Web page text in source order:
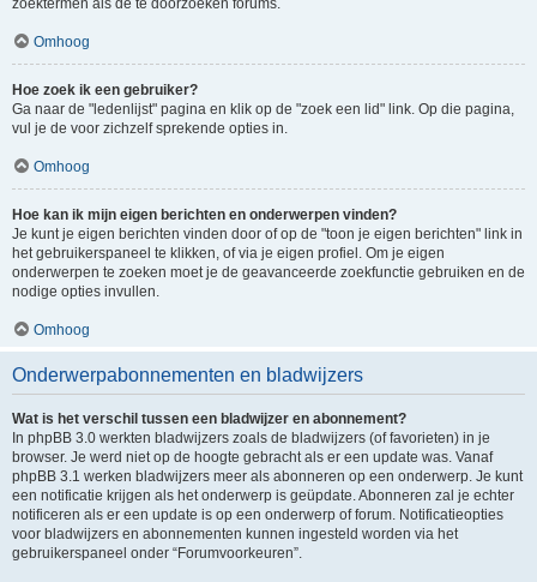
zoektermen als de te doorzoeken forums.
Omhoog
Hoe zoek ik een gebruiker?
Ga naar de "ledenlijst" pagina en klik op de "zoek een lid" link. Op die pagina,
vul je de voor zichzelf sprekende opties in.
Omhoog
Hoe kan ik mijn eigen berichten en onderwerpen vinden?
Je kunt je eigen berichten vinden door of op de "toon je eigen berichten" link in
het gebruikerspaneel te klikken, of via je eigen profiel. Om je eigen
onderwerpen te zoeken moet je de geavanceerde zoekfunctie gebruiken en de
nodige opties invullen.
Omhoog
Onderwerpabonnementen en bladwijzers
Wat is het verschil tussen een bladwijzer en abonnement?
In phpBB 3.0 werkten bladwijzers zoals de bladwijzers (of favorieten) in je
browser. Je werd niet op de hoogte gebracht als er een update was. Vanaf
phpBB 3.1 werken bladwijzers meer als abonneren op een onderwerp. Je kunt
een notificatie krijgen als het onderwerp is geüpdate. Abonneren zal je echter
notificeren als er een update is op een onderwerp of forum. Notificatieopties
voor bladwijzers en abonnementen kunnen ingesteld worden via het
gebruikerspaneel onder “Forumvoorkeuren”.